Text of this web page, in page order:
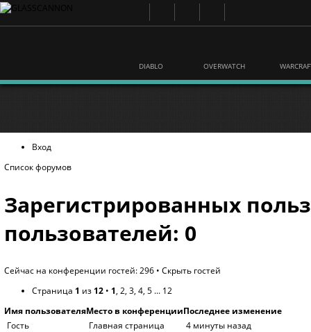
DIABLO OVERWATCH
Вход
Список форумов
Зарегистрированных
пользователей: 0
Сейчас на конференции гостей: 296 • Скрыть гостей
Страница 1 из 12 • 1, 2, 3, 4, 5 ... 12
Имя пользователяМесто в конференцииПоследнее изменение
Гость
Главная страница
4 минуты назад